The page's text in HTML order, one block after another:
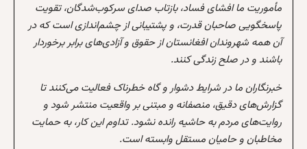
مأموریت ما افشای فساد، بازتاب صدای سرکوب‌شدگان، تقویت
پاسخگویی صاحبان قدرت، و پشتیبانی از چشم‌اندازی است که در
آن همه شهروندان افغانستان از حقوق و آزادی‌های برابر برخوردار
باشند و در صلح زندگی کنند.
خبرنگاران ما در شرایط دشوار و گاه خطرناک فعالیت می‌کنند تا
گزارش‌های دقیق، منصفانه و مبتنی بر واقعیت منتشر شود و
روایت‌های مردم به حاشیه رانده نشود. تداوم این کار، به حمایت
مخاطبان و حامیان مستقل وابسته است.